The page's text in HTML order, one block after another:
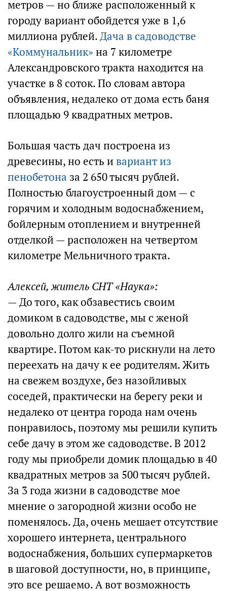
метров — но ближе расположенный к
городу вариант обойдется уже в 1,6
миллиона рублей.Дача в садоводстве
«Коммунальник»на 7 километре
Александровского тракта находится на
участке в 8 соток. По словам автора
объявления, недалеко от дома есть баня
площадью 9 квадратных метров.
Большая часть дач построена из
древесины, но есть и вариант из
пенобетона за 2 650 тысяч рублей.
Полностью благоустроенный дом — с
горячим и холодным водоснабжением,
бойлерным отоплением и внутренней
отделкой — расположен на четвертом
километре Мельничного тракта.
Алексей, житель СНТ «Наука»:
— До того, как обзавестись своим
домиком в садоводстве, мы с женой
довольно долго жили на съемной
квартире. Потом как-то рискнули на лето
переехать на дачу к ее родителям. Жить
на свежем воздухе, без назойливых
соседей, практически на берегу реки и
недалеко от центра города нам очень
понравилось, поэтому мы решили купить
себе дачу в этом же садоводстве. В 2012
году мы приобрели домик площадью в 40
квадратных метров за 500 тысяч рублей.
За 3 года жизни в садоводстве мое
мнение о загородной жизни особо не
поменялось. Да, очень мешает отсутствие
хорошего интернета, центрального
водоснабжения, больших супермаркетов
в шаговой доступности, но, в принципе,
это все решаемо. А вот возможность